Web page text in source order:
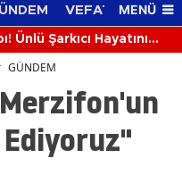
VEFAT EDENLER
MENÜ
Ayak Sağlığı ve
GÜNDEM